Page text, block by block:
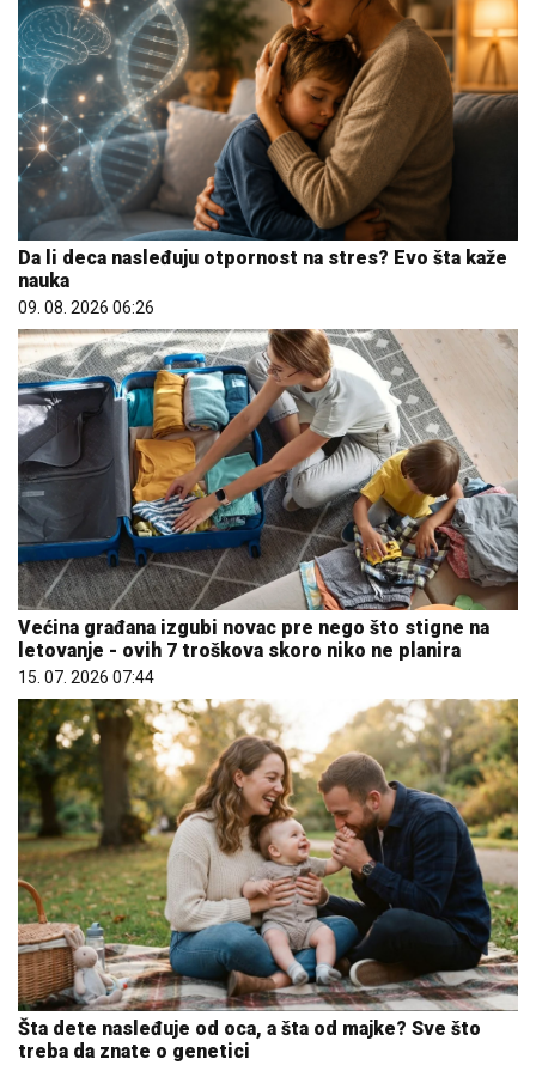
Da li deca nasleđuju otpornost na stres? Evo šta kaže
nauka
09. 08. 2026 06:26
Većina građana izgubi novac pre nego što stigne na
letovanje - ovih 7 troškova skoro niko ne planira
15. 07. 2026 07:44
Šta dete nasleđuje od oca, a šta od majke? Sve što
treba da znate o genetici